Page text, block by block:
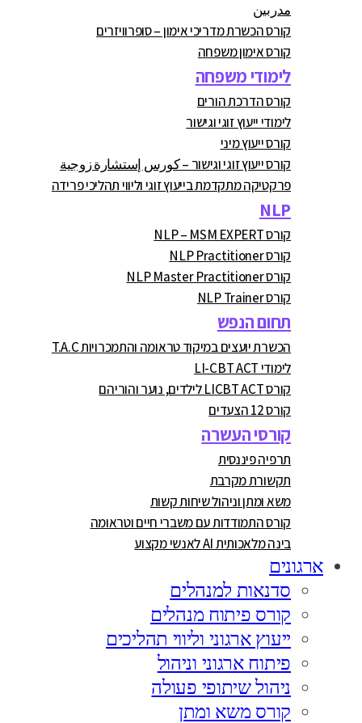
مدربين
קורס הכשרת מדריכי אימון – סופרוויזרים
קורס אימון משפחה
לימודי משפחה
קורס הדרכת הורים
לימודי ייעוץ זוגי וגישור
קורס ייעוץ מיני
קורס ייעוץ זוגי וגישור – كورس إستشارة زوجية
פרקטיקה מתקדמת בייעוץ זוגי וליווי תהליכי פרידה
NLP
קורס NLP – MSM EXPERT
קורס NLP Practitioner
קורס NLP Master Practitioner
קורס NLP Trainer
תחום הנפש
הכשרת יועצים במיקוד טראומה והתמכרויות T.A.C
לימודי LI-CBT ACT
קורס LICBT ACT לילדים, נוער והוריהם
קורס 12 הצעדים
קורסי העשרה
תרפיה פיננסית
תקשורת מקרבת
משא ומתן וניהול שיחות קשות
קורס התמודדות עם משברי חיים וטראומה
בינה מלאכותית AI לאנשי מקצוע
ארגונים
סדנאות למנהלים
קורס פיתוח מנהלים
ייעוץ ארגוני וליווי תהליכים
פיתוח ארגוני וניהול
ניהול שיתופי פעולה
קורס משא ומתן